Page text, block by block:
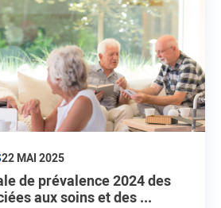
22 MAI 2025
de prévalence 2024 des
aux soins et des ...